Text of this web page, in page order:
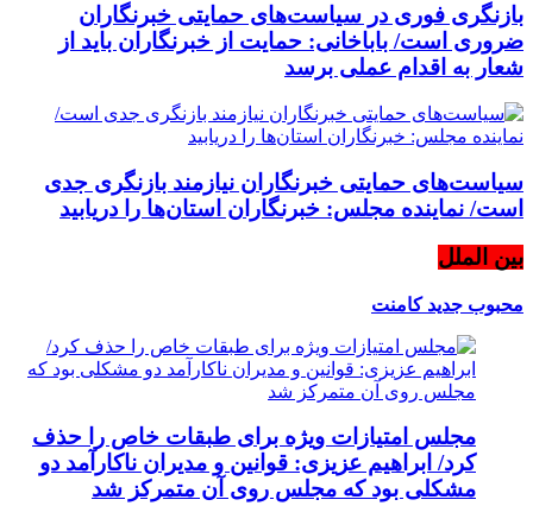
بازنگری فوری در سیاست‌های حمایتی خبرنگاران
ضروری است/ باباخانی: حمایت از خبرنگاران باید از
شعار به اقدام عملی برسد
سیاست‌های حمایتی خبرنگاران نیازمند بازنگری جدی
است/ نماینده مجلس: خبرنگاران استان‌ها را دریابید
بین الملل
محبوب جدیدکامنت
مجلس امتیازات ویژه برای طبقات خاص را حذف
کرد/ ابراهیم عزیزی: قوانین و مدیران ناکارآمد دو
مشکلی بود که مجلس روی آن متمرکز شد